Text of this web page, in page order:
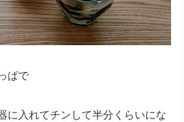
ぱで
に入れてチンして半分くらいにな